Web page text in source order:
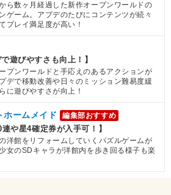
ら数ヶ月経過した新作オープンワールドの
ゲーム。アプデのたびにコンテンツが続々
プレイ満足度が高い！
で遊びやすさも向上！】
プンワールドと手応えのあるアクションが
デで移動改善や日々のミッション難易度緩
に遊びやすさが向上！
ホームメイド 編集部おすすめ
連や星4確定券が入手可！】
洋館をリフォームしていくパズルゲームが
女のSDキャラが洋館内を歩き回る様子も楽